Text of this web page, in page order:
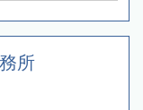
所